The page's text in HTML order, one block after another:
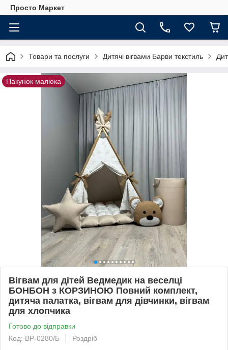
Просто Маркет
Товари та послуги Дитячі вігвами Барви текстиль
Пакунок малюка
Вігвам для дітей Ведмедик на веселці
БОНБОН з КОРЗИНОЮ Повний комплект,
дитяча палатка, вігвам для дівчинки, вігвам
для хлопчика
Готово до відправки
Код: ВР-0280/Б
Роздріб